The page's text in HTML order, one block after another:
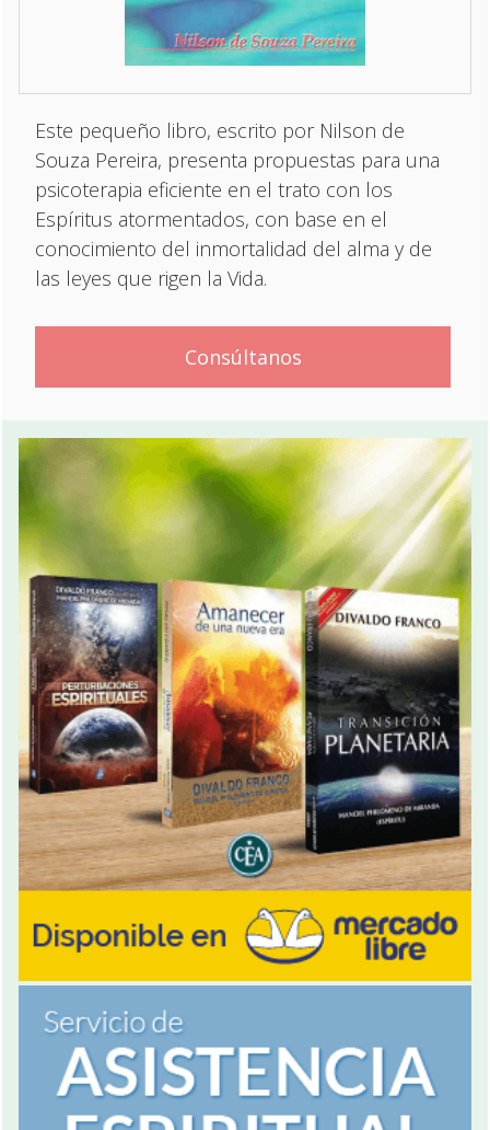
Este pequeño libro, escrito por Nilson de
Souza Pereira, presenta propuestas para una
psicoterapia eficiente en el trato con los
Espíritus atormentados, con base en el
conocimiento del inmortalidad del alma y de
las leyes que rigen la Vida.
Consúltanos